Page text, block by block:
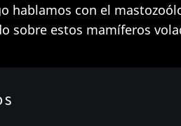
hablamos con el
sobre estos mamíferos